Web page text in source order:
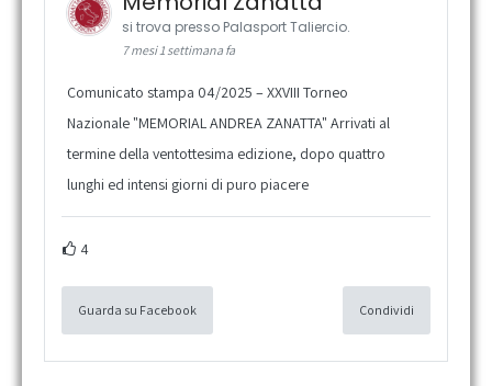
si trova presso Palasport Taliercio.
7 mesi 1 settimana fa
Comunicato stampa 04/2025 – XXVIII Torneo
Nazionale "MEMORIAL ANDREA ZANATTA" Arrivati al
termine della ventottesima edizione, dopo quattro
lunghi ed intensi giorni di puro piacere
4
Guarda su Facebook Condividi